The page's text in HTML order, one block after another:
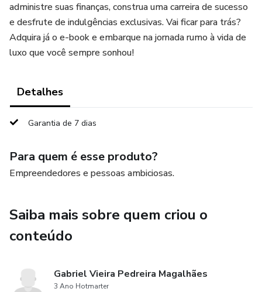
administre suas finanças, construa uma carreira de sucesso
e desfrute de indulgências exclusivas. Vai ficar para trás?
Adquira já o e-book e embarque na jornada rumo à vida de
luxo que você sempre sonhou!
Detalhes
Garantia de 7 dias
Para quem é esse produto?
Empreendedores e pessoas ambiciosas.
Saiba mais sobre quem criou o
conteúdo
Gabriel Vieira Pedreira Magalhães
3 Ano Hotmarter